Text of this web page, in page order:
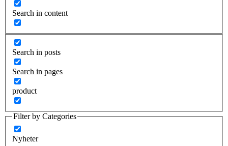
Search in content
Search in posts
Search in pages
product
Filter by Categories
Nyheter